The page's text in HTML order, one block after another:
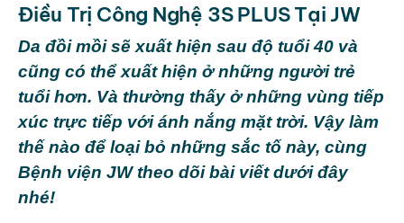
Điều Trị Công Nghệ 3S PLUS Tại JW
Da đồi mồi sẽ xuất hiện sau độ tuổi 40 và
cũng có thể xuất hiện ở những người trẻ
tuổi hơn. Và thường thấy ở những vùng tiếp
xúc trực tiếp với ánh nắng mặt trời. Vậy làm
thế nào để loại bỏ những sắc tố này, cùng
Bệnh viện JWtheo dõi bài viết dưới đây
nhé!